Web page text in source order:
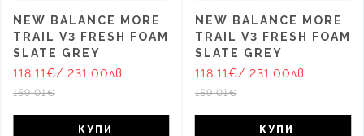
NEW BALANCE MORE
TRAIL V3 FRESH FOAM
SLATE GREY
118.11€/ 231.00лв.
159.01€
КУПИ
NEW BALANCE MORE
TRAIL V3 FRESH FOAM
SLATE GREY
118.11€/ 231.00лв.
159.01€
КУПИ